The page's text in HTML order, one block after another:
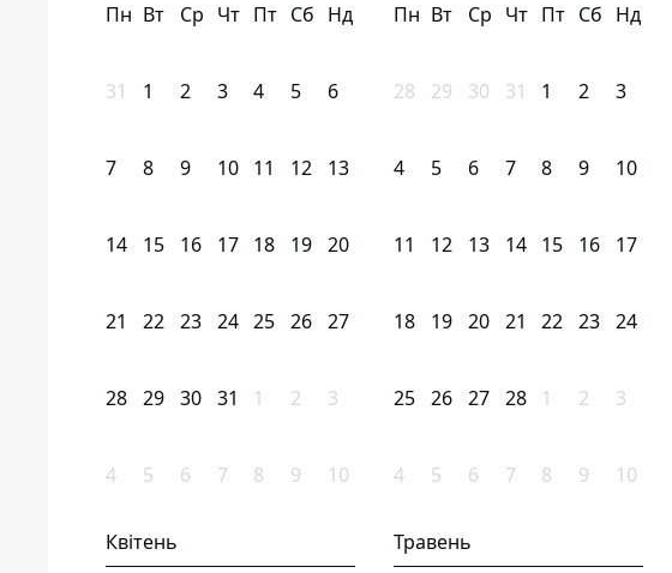
Пн Вт Ср Чт Пт Сб Нд
31 1 2 3 4 5 6
7 8 9 10 11 12 13
14 15 16 17 18 19 20
21 22 23 24 25 26 27
28 29 30 31 1 2 3
4 5 6 7 8 9 10
Пн Вт Ср Чт Пт Сб Нд
28 29 30 31 1 2 3
4 5 6 7 8 9 10
11 12 13 14 15 16 17
18 19 20 21 22 23 24
25 26 27 28 1 2 3
4 5 6 7 8 9 10
Квітень Травень